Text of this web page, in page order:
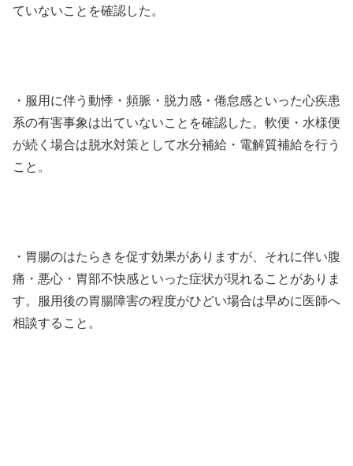
ていないことを確認した。
・服用に伴う動悸・頻脈・脱力感・倦怠感といった心疾患
系の有害事象は出ていないことを確認した。軟便・水様便
が続く場合は脱水対策として水分補給・電解質補給を行う
こと。
・胃腸のはたらきを促す効果がありますが、それに伴い腹
痛・悪心・胃部不快感といった症状が現れることがありま
す。服用後の胃腸障害の程度がひどい場合は早めに医師へ
相談すること。